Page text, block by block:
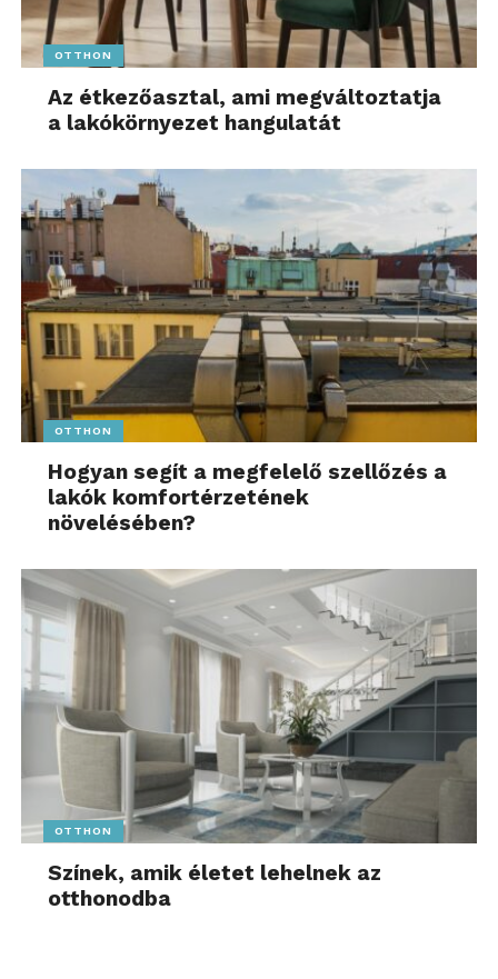
OTTHON
Az étkezőasztal, ami megváltoztatja
a lakókörnyezet hangulatát
OTTHON
Hogyan segít a megfelelő szellőzés a
lakók komfortérzetének
növelésében?
OTTHON
Színek, amik életet lehelnek az
otthonodba